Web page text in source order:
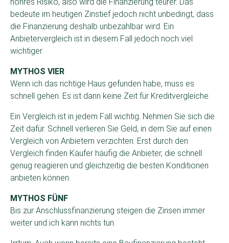
bedeute im heutigen Zinstief jedoch nicht unbedingt, dass
die Finanzierung deshalb unbezahlbar wird. Ein
Anbietervergleich ist in diesem Fall jedoch noch viel
wichtiger.
MYTHOS VIER
Wenn ich das richtige Haus gefunden habe, muss es
schnell gehen. Es ist dann keine Zeit für Kreditvergleiche.
Ein Vergleich ist in jedem Fall wichtig. Nehmen Sie sich die
Zeit dafür. Schnell verlieren Sie Geld, in dem Sie auf einen
Vergleich von Anbietern verzichten. Erst durch den
Vergleich finden Käufer häufig die Anbieter, die schnell
genug reagieren und gleichzeitig die besten Konditionen
anbieten können.
MYTHOS FÜNF
Bis zur Anschlussfinanzierung steigen die Zinsen immer
weiter und ich kann nichts tun.